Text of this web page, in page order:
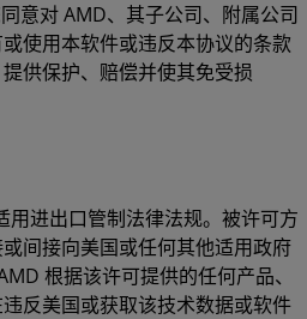
对 AMD、其子公司、附属公司
使用本软件或违反本协议的条款
供保护、赔偿并使其免受损
进出口管制法律法规。被许可方
间接向美国或任何其他适用政府
根据该许可提供的任何产品、
反美国或获取该技术数据或软件